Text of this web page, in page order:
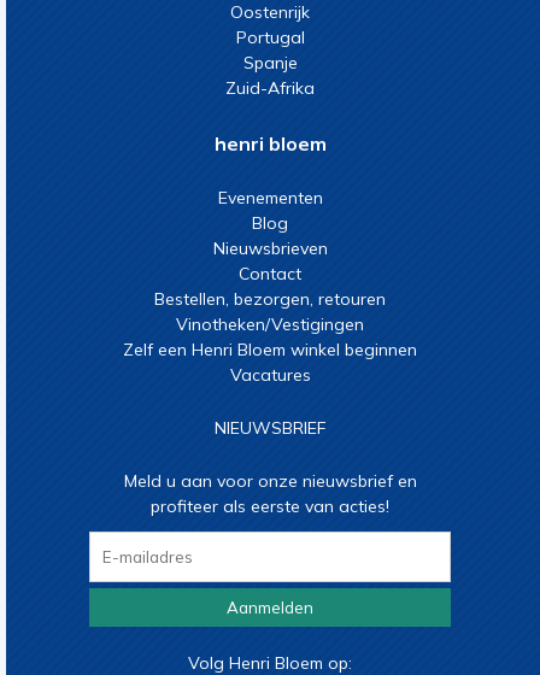
Oostenrijk
Portugal
Spanje
Zuid-Afrika
henri bloem
Evenementen
Blog
Nieuwsbrieven
Contact
Bestellen, bezorgen, retouren
Vinotheken/Vestigingen
Zelf een Henri Bloem winkel beginnen
Vacatures
NIEUWSBRIEF
Meld u aan voor onze nieuwsbrief en
profiteer als eerste van acties!
Aanmelden
Volg Henri Bloem op: